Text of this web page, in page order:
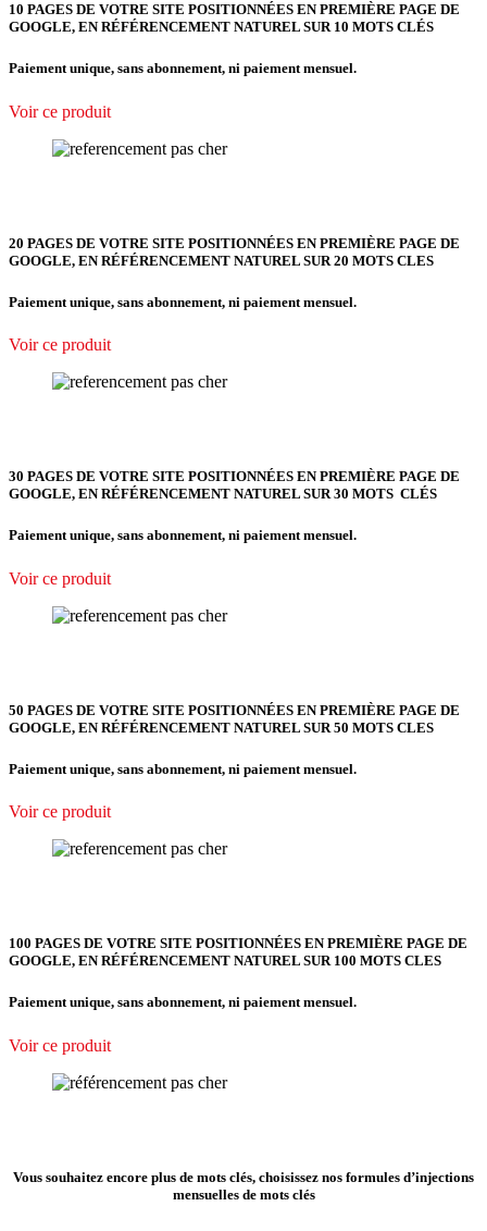
10 PAGES DE VOTRE SITE POSITIONNÉES EN PREMIÈRE PAGE DE
GOOGLE, EN RÉFÉRENCEMENT NATUREL SUR 10 MOTS CLÉS
Paiement unique, sans abonnement, ni paiement mensuel.
Voir ce produit
20 PAGES DE VOTRE SITE POSITIONNÉES EN PREMIÈRE PAGE DE
GOOGLE, EN RÉFÉRENCEMENT NATUREL SUR 20 MOTS CLES
Paiement unique, sans abonnement, ni paiement mensuel.
Voir ce produit
30 PAGES DE VOTRE SITE POSITIONNÉES EN PREMIÈRE PAGE DE
GOOGLE, EN RÉFÉRENCEMENT NATUREL SUR 30 MOTS CLÉS
Paiement unique, sans abonnement, ni paiement mensuel.
Voir ce produit
50 PAGES DE VOTRE SITE POSITIONNÉES EN PREMIÈRE PAGE DE
GOOGLE, EN RÉFÉRENCEMENT NATUREL SUR 50 MOTS CLES
Paiement unique, sans abonnement, ni paiement mensuel.
Voir ce produit
100 PAGES DE VOTRE SITE POSITIONNÉES EN PREMIÈRE PAGE DE
GOOGLE, EN RÉFÉRENCEMENT NATUREL SUR 100 MOTS CLES
Paiement unique, sans abonnement, ni paiement mensuel.
Voir ce produit
Vous souhaitez encore plus de mots clés, choisissez nos formules d’injections
mensuelles de mots clés